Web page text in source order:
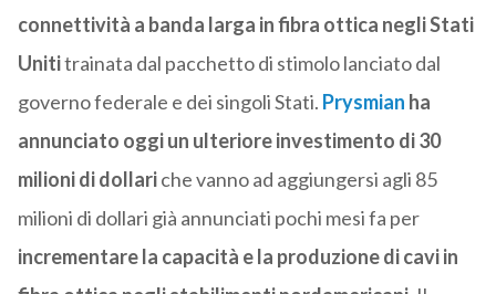
connettività a banda larga in fibra ottica negli Stati
Unititrainata dal pacchetto di stimolo lanciato dal
governo federale e dei singoli Stati. Prysmian ha
annunciato oggi un ulteriore investimento di 30
milioni di dollariche vanno ad aggiungersi agli 85
milioni di dollari già annunciati pochi mesi fa per
incrementare la capacità e la produzione di cavi in